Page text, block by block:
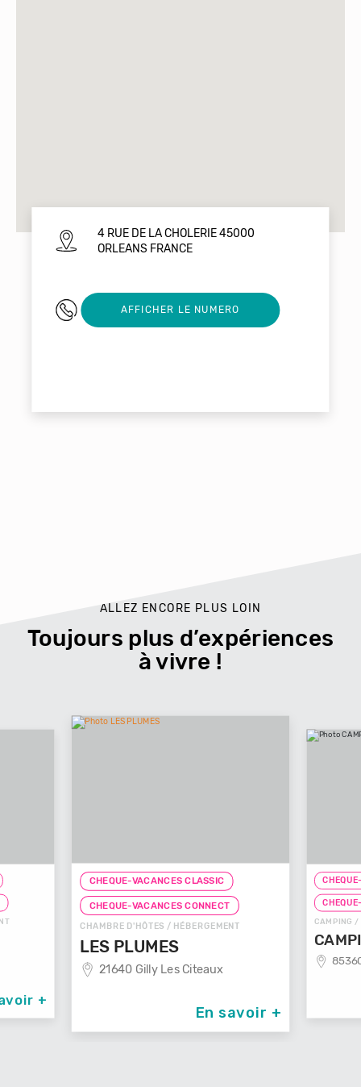
4 RUE DE LA CHOLERIE 45000
ORLEANS FRANCE
0685971026
AFFICHER LE NUMERO
ALLEZ ENCORE PLUS LOIN
Toujours plus d’expériences
à vivre !
+
CHEQUE-VACANCES CLASSIC
CHEQUE-VACANCES CONNECT
CHAMBRE D'HÔTES / HÉBERGEMENT
LES PLUMES
21640 Gilly Les Citeaux
En savoir +
CAMPING /